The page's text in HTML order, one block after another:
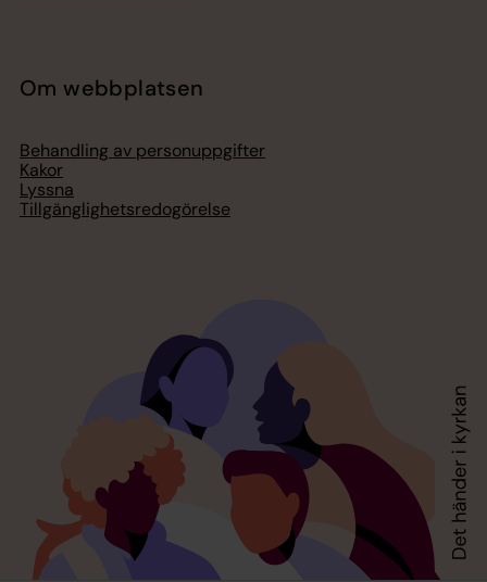
Om webbplatsen
Behandling av personuppgifter
Kakor
Lyssna
Tillgänglighetsredogörelse